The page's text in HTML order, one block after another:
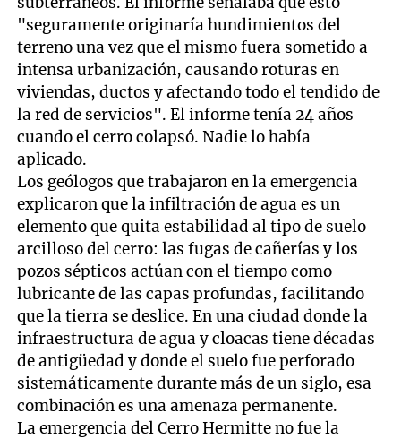
"seguramente originaría hundimientos del
terreno una vez que el mismo fuera sometido a
intensa urbanización, causando roturas en
viviendas, ductos y afectando todo el tendido de
la red de servicios". El informe tenía 24 años
cuando el cerro colapsó. Nadie lo había
aplicado.
Los geólogos que trabajaron en la emergencia
explicaron que la infiltración de agua es un
elemento que quita estabilidad al tipo de suelo
arcilloso del cerro: las fugas de cañerías y los
pozos sépticos actúan con el tiempo como
lubricante de las capas profundas, facilitando
que la tierra se deslice. En una ciudad donde la
infraestructura de agua y cloacas tiene décadas
de antigüedad y donde el suelo fue perforado
sistemáticamente durante más de un siglo, esa
combinación es una amenaza permanente.
La emergencia del Cerro Hermitte no fue la